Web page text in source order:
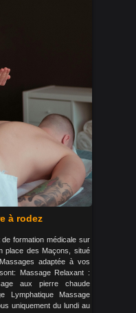
à rodez
formation médicale sur
place des Maçons, situé
adaptée à vos
Massage Relaxant :
aux pierre chaude
Lymphatique Massage
uniquement du lundi au